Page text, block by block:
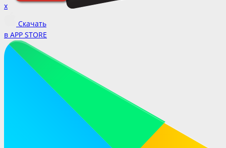
x
Скачать
в APP STORE